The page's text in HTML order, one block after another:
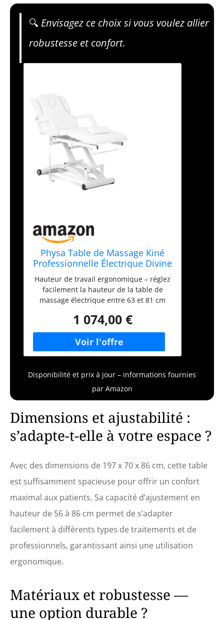
🔍 Envisagez ce choix si vous voulez allier
robustesse et confort.
Physa Table de Massage Kiné
Professionnelle Électrique Divine
| Blanc (métal, Rembourrage en
polyuréthane, Hauteur de la
Table 63-81cm, 197x70x63cm)
Hauteur de travail ergonomique – réglez
facilement la hauteur de la table de
massage électrique entre 63 et 81 cm
toute épreuve – avec une capacité de
charge de 200 kg, cette table esthétique
offre confort et stabilité même lors
d'utilisations intensives Surface large –
soins de manière professionnelle et
adaptez la table de soins esthétiques
grâce au dossier réglable Stabilité fiable
de massage pendant les soins Confort
garanti – des coussins en mousse
indéformable, recouverts de similicuir
facile à entretenir, assurent la détente
prolongés
1 074,00 €
Disponibilité et prix à jour – informations fournies
par Amazon
Dimensions et ajustabilité :
s’adapte-t-elle à votre espace ?
Avec des dimensions de 197 x 70 x 86 cm, cette table
est suffisamment spacieuse pour offrir un confort
maximal aux patients. Sa capacité d’ajustement en
hauteur de 56 à 86 cm permet de s’adapter
facilement à différents types de traitements et de
professionnels, garantissant ainsi une utilisation
ergonomique.
Matériaux et robustesse —
une option durable ?